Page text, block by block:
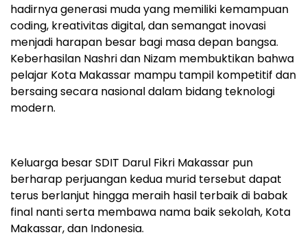
hadirnya generasi muda yang memiliki kemampuan
coding, kreativitas digital, dan semangat inovasi
menjadi harapan besar bagi masa depan bangsa.
Keberhasilan Nashri dan Nizam membuktikan bahwa
pelajar Kota Makassar mampu tampil kompetitif dan
bersaing secara nasional dalam bidang teknologi
modern.
Keluarga besar SDIT Darul Fikri Makassar pun
berharap perjuangan kedua murid tersebut dapat
terus berlanjut hingga meraih hasil terbaik di babak
final nanti serta membawa nama baik sekolah, Kota
Makassar, dan Indonesia.